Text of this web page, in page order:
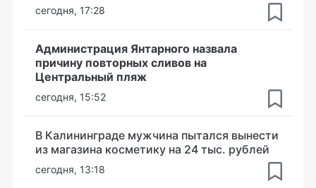
сегодня, 17:28
Администрация Янтарного назвала
причину повторных сливов на
Центральный пляж
сегодня, 15:52
В Калининграде мужчина пытался вынести
из магазина косметику на 24 тыс. рублей
сегодня, 13:18